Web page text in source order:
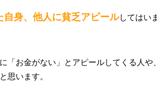
自身、他人に貧乏アピールしてはい
「お金がない」とアピールしてくる人
思います。